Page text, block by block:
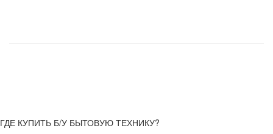
ГДЕ КУПИТЬ Б/У БЫТОВУЮ ТЕХНИКУ?